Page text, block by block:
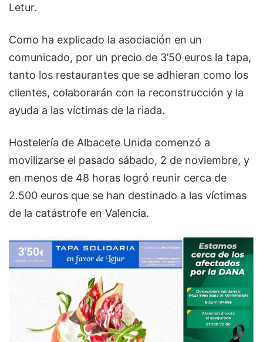
Letur.
Como ha explicado la asociación en un
comunicado, por un precio de 3’50 euros la tapa,
tanto los restaurantes que se adhieran como los
clientes, colaborarán con la reconstrucción y la
ayuda a las víctimas de la riada.
Hostelería de Albacete Unida comenzó a
movilizarse el pasado sábado, 2 de noviembre, y
en menos de 48 horas logró reunir cerca de
2.500 euros que se han destinado a las víctimas
de la catástrofe en Valencia.